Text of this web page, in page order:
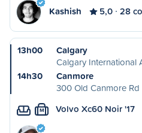
Kashish 5,0 28
13h00
Calgary
Calgary International
14h30
Canmore
300 Old Canmore Rd
M Volvo Xc60 Noir '17